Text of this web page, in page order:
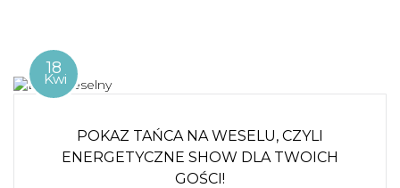
18
Kwi
POKAZ TAŃCA NA WESELU, CZYLI
ENERGETYCZNE SHOW DLA TWOICH
GOŚCI!